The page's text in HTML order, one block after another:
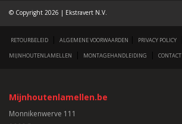
© Copyright 2026 | Ekstravert N.V.
RETOURBELEID ALGEMENE VOORWAARDEN PRIVACY POLICY
MIJNHOUTENLAMELLEN
MONTAGEHANDLEIDING CONTACT
Mijnhoutenlamellen.be
Monnikenwerve 111